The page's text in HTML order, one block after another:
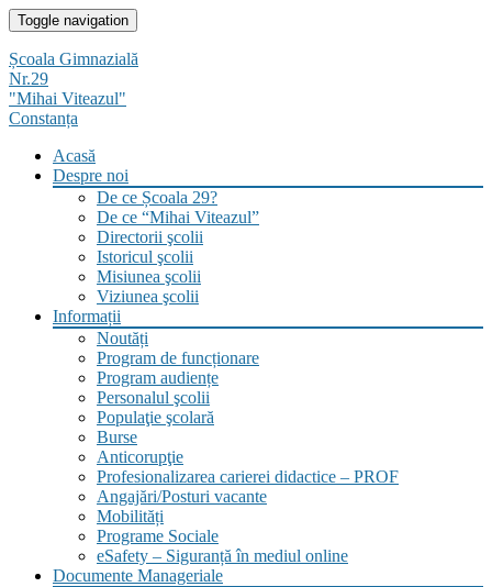
Skip
to
content
Toggle navigation
Școala Gimnazială
Nr.29
"Mihai Viteazul"
Constanța
Acasă
Despre noi
De ce Școala 29?
De ce “Mihai Viteazul”
Directorii şcolii
Istoricul şcolii
Misiunea şcolii
Viziunea şcolii
Informații
Noutăți
Program de funcționare
Program audiențe
Personalul şcolii
Populaţie şcolară
Burse
Anticorupţie
Profesionalizarea carierei didactice – PROF
Angajări/Posturi vacante
Mobilități
Programe Sociale
eSafety – Siguranță în mediul online
Documente Manageriale